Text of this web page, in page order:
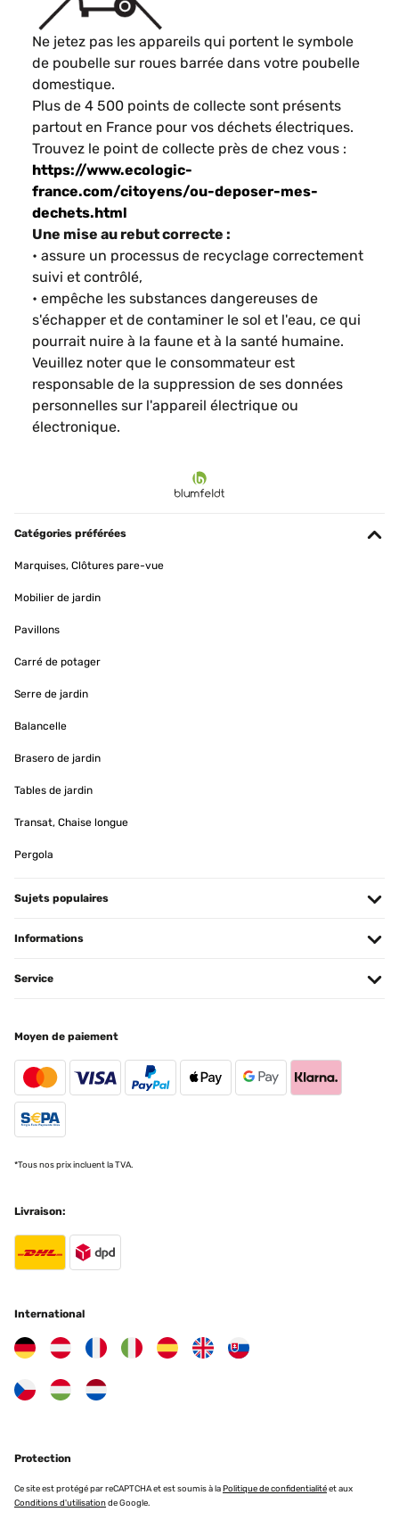
Ne jetez pas les appareils qui portent le symbole
de poubelle sur roues barrée dans votre poubelle
domestique.
Plus de 4 500 points de collecte sont présents
partout en France pour vos déchets électriques.
Trouvez le point de collecte près de chez vous :
https://www.ecologic-
france.com/citoyens/ou-deposer-mes-
dechets.html
Une mise au rebut correcte :
• assure un processus de recyclage correctement
suivi et contrôlé,
• empêche les substances dangereuses de
s'échapper et de contaminer le sol et l'eau, ce qui
pourrait nuire à la faune et à la santé humaine.
Veuillez noter que le consommateur est
responsable de la suppression de ses données
personnelles sur l'appareil électrique ou
électronique.
Catégories préférées
Marquises, Clôtures pare-vue
Mobilier de jardin
Pavillons
Carré de potager
Serre de jardin
Balancelle
Brasero de jardin
Tables de jardin
Transat, Chaise longue
Pergola
Sujets populaires
Informations
Service
Moyen de paiement
*Tous nos prix incluent la TVA.
Livraison:
International
Protection
Ce site est protégé par reCAPTCHA et est soumis à laPolitique de confidentialitéet aux
Conditions d'utilisationde Google.